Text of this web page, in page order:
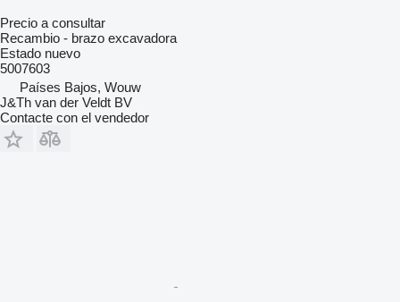
Precio a consultar
Recambio - brazo excavadora
Estado nuevo
5007603
Países Bajos, Wouw
J&Th van der Veldt BV
Contacte con el vendedor